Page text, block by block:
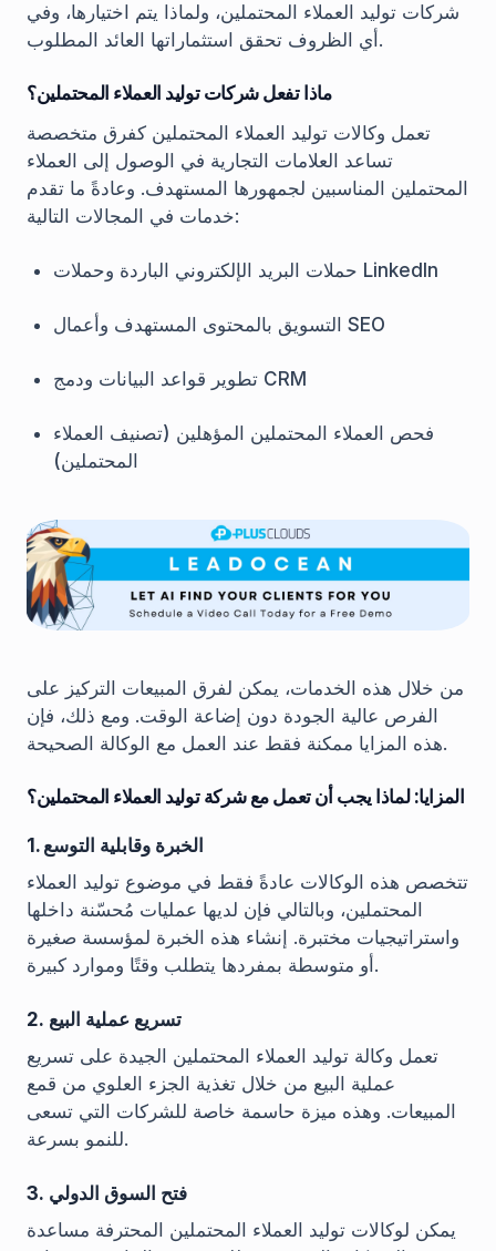
شركات توليد العملاء المحتملين، ولماذا يتم اختيارها، وفي
أي الظروف تحقق استثماراتها العائد المطلوب.
ماذا تفعل شركات توليد العملاء المحتملين؟
تعمل وكالات توليد العملاء المحتملين كفرق متخصصة
تساعد العلامات التجارية في الوصول إلى العملاء
المحتملين المناسبين لجمهورها المستهدف. وعادةً ما تقدم
خدمات في المجالات التالية:
حملات البريد الإلكتروني الباردة وحملات LinkedIn
التسويق بالمحتوى المستهدف وأعمال SEO
تطوير قواعد البيانات ودمج CRM
فحص العملاء المحتملين المؤهلين (تصنيف العملاء
المحتملين)
من خلال هذه الخدمات، يمكن لفرق المبيعات التركيز على
الفرص عالية الجودة دون إضاعة الوقت. ومع ذلك، فإن
هذه المزايا ممكنة فقط عند العمل مع الوكالة الصحيحة.
المزايا: لماذا يجب أن تعمل مع شركة توليد العملاء المحتملين؟
1. الخبرة وقابلية التوسع
تتخصص هذه الوكالات عادةً فقط في موضوع توليد العملاء
المحتملين، وبالتالي فإن لديها عمليات مُحسّنة داخلها
واستراتيجيات مختبرة. إنشاء هذه الخبرة لمؤسسة صغيرة
أو متوسطة بمفردها يتطلب وقتًا وموارد كبيرة.
2. تسريع عملية البيع
تعمل وكالة توليد العملاء المحتملين الجيدة على تسريع
عملية البيع من خلال تغذية الجزء العلوي من قمع
المبيعات. وهذه ميزة حاسمة خاصة للشركات التي تسعى
للنمو بسرعة.
3. فتح السوق الدولي
يمكن لوكالات توليد العملاء المحتملين المحترفة مساعدة